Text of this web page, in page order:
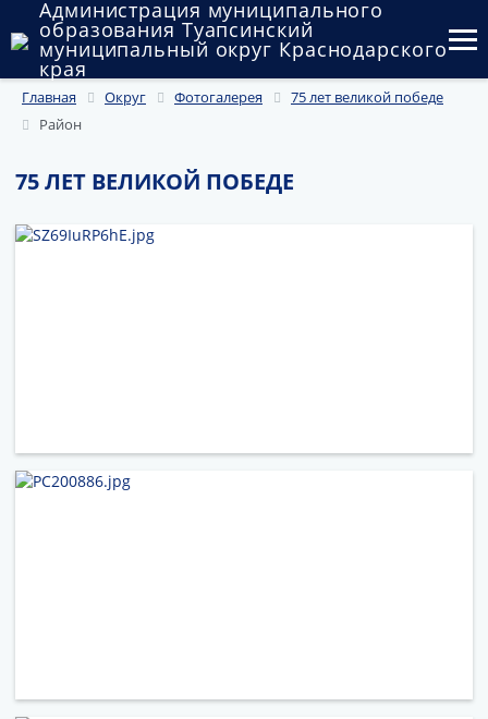
Администрация муниципального
образования Туапсинский
муниципальный округ Краснодарского
края
Округ
Государственный и муниципальный контроль
Главная Округ Фотогалерея
75 лет великой победе
Район
75 ЛЕТ ВЕЛИКОЙ ПОБЕДЕ